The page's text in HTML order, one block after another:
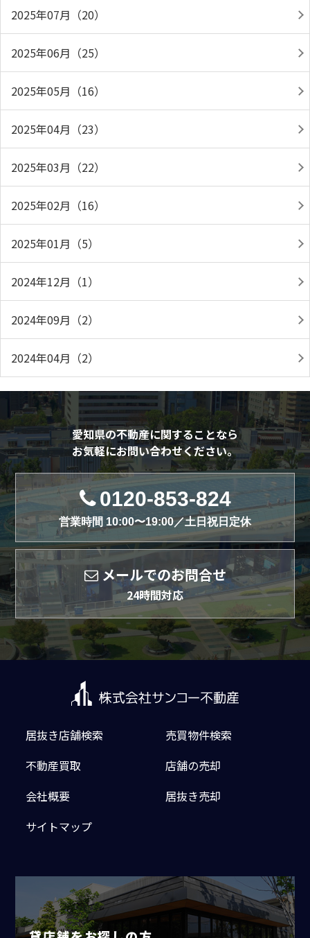
2025年07月（20）
2025年06月（25）
2025年05月（16）
2025年04月（23）
2025年03月（22）
2025年02月（16）
2025年01月（5）
2024年12月（1）
2024年09月（2）
2024年04月（2）
愛知県の不動産に関することなら
お気軽にお問い合わせください。
0120-853-824
営業時間 10:00〜19:00／土日祝日定休
メールでのお問合せ
24時間対応
居抜き店舗検索
売買物件検索
不動産買取
店舗の売却
会社概要
居抜き売却
サイトマップ